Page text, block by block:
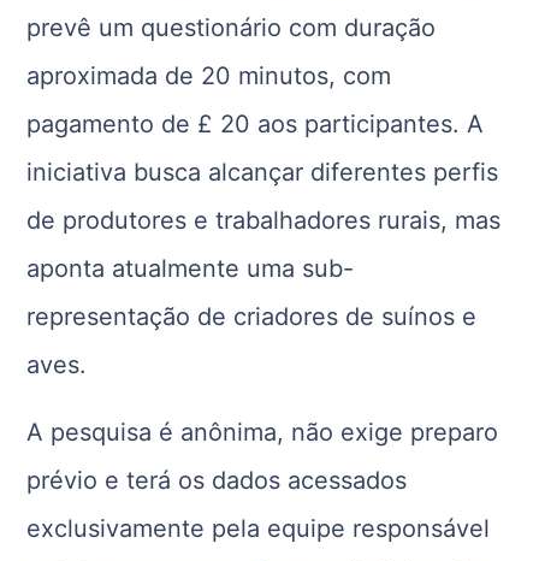
prevê um questionário com duração
aproximada de 20 minutos, com
pagamento de £ 20 aos participantes. A
iniciativa busca alcançar diferentes perfis
de produtores e trabalhadores rurais, mas
aponta atualmente uma sub-
representação de criadores de suínos e
aves.
A pesquisa é anônima, não exige preparo
prévio e terá os dados acessados
exclusivamente pela equipe responsável